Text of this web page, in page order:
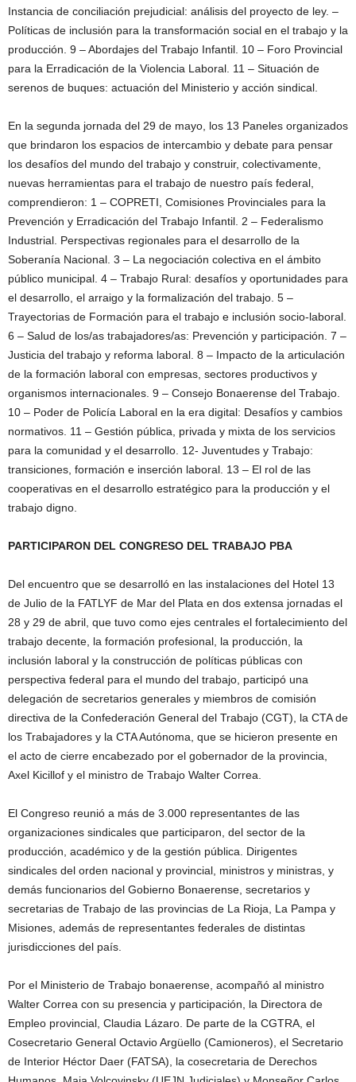
Instancia de conciliación prejudicial: análisis del proyecto de ley. –
Políticas de inclusión para la transformación social en el trabajo y la
producción. 9 – Abordajes del Trabajo Infantil. 10 – Foro Provincial
para la Erradicación de la Violencia Laboral. 11 – Situación de
serenos de buques: actuación del Ministerio y acción sindical.
En la segunda jornada del 29 de mayo, los 13 Paneles organizados
que brindaron los espacios de intercambio y debate para pensar
los desafíos del mundo del trabajo y construir, colectivamente,
nuevas herramientas para el trabajo de nuestro país federal,
comprendieron: 1 – COPRETI, Comisiones Provinciales para la
Prevención y Erradicación del Trabajo Infantil. 2 – Federalismo
Industrial. Perspectivas regionales para el desarrollo de la
Soberanía Nacional. 3 – La negociación colectiva en el ámbito
público municipal. 4 – Trabajo Rural: desafíos y oportunidades para
el desarrollo, el arraigo y la formalización del trabajo. 5 –
Trayectorias de Formación para el trabajo e inclusión socio-laboral.
6 – Salud de los/as trabajadores/as: Prevención y participación. 7 –
Justicia del trabajo y reforma laboral. 8 – Impacto de la articulación
de la formación laboral con empresas, sectores productivos y
organismos internacionales. 9 – Consejo Bonaerense del Trabajo.
10 – Poder de Policía Laboral en la era digital: Desafíos y cambios
normativos. 11 – Gestión pública, privada y mixta de los servicios
para la comunidad y el desarrollo. 12- Juventudes y Trabajo:
transiciones, formación e inserción laboral. 13 – El rol de las
cooperativas en el desarrollo estratégico para la producción y el
trabajo digno.
PARTICIPARON DEL CONGRESO DEL TRABAJO PBA
Del encuentro que se desarrolló en las instalaciones del Hotel 13
de Julio de la FATLYF de Mar del Plata en dos extensa jornadas el
28 y 29 de abril, que tuvo como ejes centrales el fortalecimiento del
trabajo decente, la formación profesional, la producción, la
inclusión laboral y la construcción de políticas públicas con
perspectiva federal para el mundo del trabajo, participó una
delegación de secretarios generales y miembros de comisión
directiva de la Confederación General del Trabajo (CGT), la CTA de
los Trabajadores y la CTA Autónoma, que se hicieron presente en
el acto de cierre encabezado por el gobernador de la provincia,
Axel Kicillof y el ministro de Trabajo Walter Correa.
El Congreso reunió a más de 3.000 representantes de las
organizaciones sindicales que participaron, del sector de la
producción, académico y de la gestión pública. Dirigentes
sindicales del orden nacional y provincial, ministros y ministras, y
demás funcionarios del Gobierno Bonaerense, secretarios y
secretarias de Trabajo de las provincias de La Rioja, La Pampa y
Misiones, además de representantes federales de distintas
jurisdicciones del país.
Por el Ministerio de Trabajo bonaerense, acompañó al ministro
Walter Correa con su presencia y participación, la Directora de
Empleo provincial, Claudia Lázaro. De parte de la CGTRA, el
Cosecretario General Octavio Argüello (Camioneros), el Secretario
de Interior Héctor Daer (FATSA), la cosecretaria de Derechos